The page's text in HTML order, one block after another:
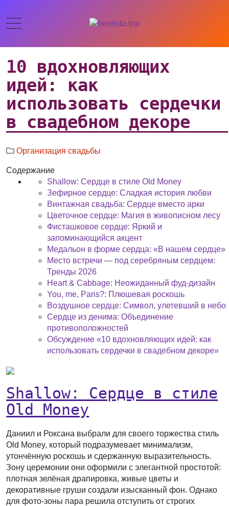
10 вдохновляющих
идей: как
использовать сердечки
в свадебном декоре
Организация свадьбы
Содержание
Shallow: Сердце в стиле Old Money
Зефирное сердце: Сладкая история любви
Винтажная свадьба: Сердце вместо арки
Цветочное сердце: Магия в живописном лесу
Фисташковое сердце: Яркий и
запоминающийся акцент
Медальон в форме сердца: «В нашем сердце»
Место встречи — под серебряным сердцем:
Тренды 2026
Heart & Cabbage: Неожиданный фуд-дизайн
You, me, Paris?: Плюшевая роскошь
Воздушное сердце: Символ, улетевший в небо
Сердце из денима: Объединение
противоположностей
Обсуждение «10 вдохновляющих идей: как
использовать сердечки в свадебном декоре»
Shallow: Сердце в стиле
Old Money
Даниил и Роксана выбрали для своего торжества стиль
Old Money, который подразумевает минимализм,
утончённую роскошь и сдержанную выразительность.
Зону церемонии они оформили с элегантной простотой:
плотная зелёная драпировка, живые цветы и
декоративные груши создали изысканный фон. Однако
для фото-зоны пара решила отступить от строгих